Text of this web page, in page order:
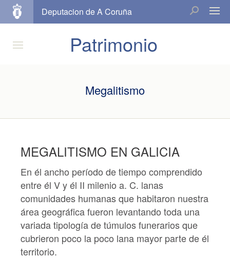
Deputacion de A Coruña
Patrimonio
Megalitismo
MEGALITISMO EN GALICIA
En él ancho período de tiempo comprendido
entre él V y él II milenio a. C. lanas
comunidades humanas que habitaron nuestra
área geográfica fueron levantando toda una
variada tipología de túmulos funerarios que
cubrieron poco la poco lana mayor partede él
territorio.